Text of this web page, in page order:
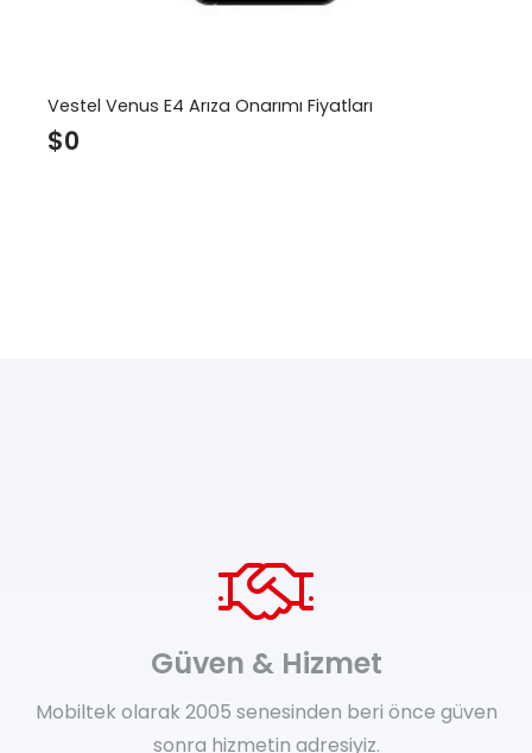
Vestel Venus E4 Arıza Onarımı Fiyatları
$0
Güven & Hizmet
Mobiltek olarak 2005 senesinden beri önce güven
sonra hizmetin adresiyiz.